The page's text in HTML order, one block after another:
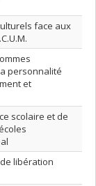
face aux
personnalité
et
scolaire et de
libération